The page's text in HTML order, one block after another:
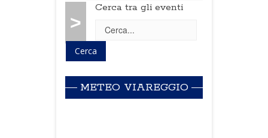
>
Cerca tra gli eventi
METEO VIAREGGIO